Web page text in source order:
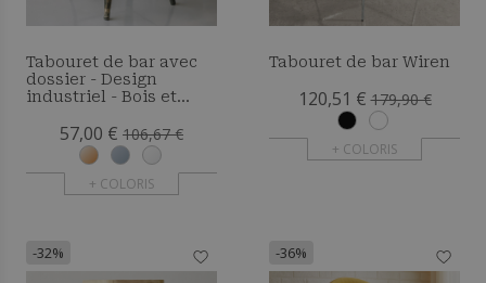
Tabouret de bar avec
dossier - Design
industriel - Bois et
édition - Metalix
57,00 € 106,67 €
+ COLORIS
Tabouret de bar Wiren
120,51 € 179,90 €
+ COLORIS
-32% -36%